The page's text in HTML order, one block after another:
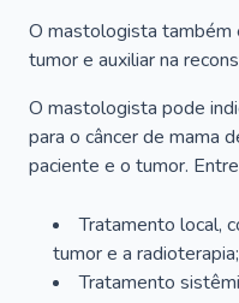
O mastologista também
tumor e auxiliar na
O mastologista pode
para o câncer de mama
paciente e o tumor.
Tratamento local,
tumor e a radioterapia;
Tratamento